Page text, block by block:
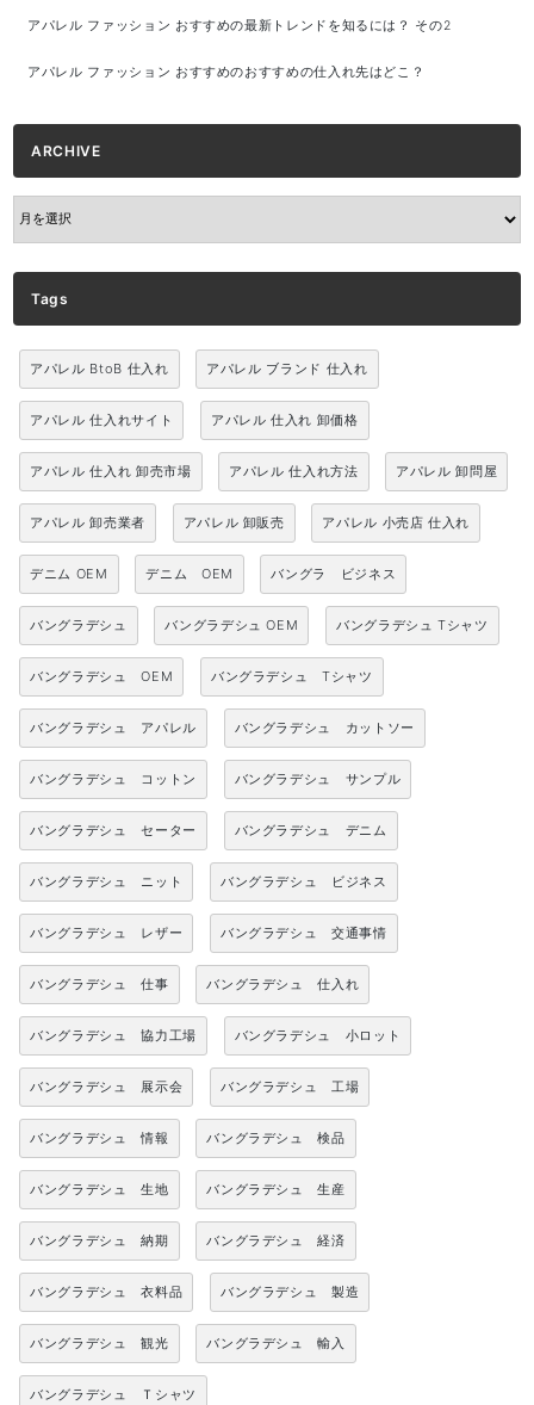
アパレル ファッション おすすめの最新トレンドを知るには？ その2
アパレル ファッション おすすめのおすすめの仕入れ先はどこ？
ARCHIVE
ARCHIVE
Tags
アパレル BtoB 仕入れ アパレル ブランド 仕入れ
アパレル 仕入れサイト アパレル 仕入れ 卸価格
アパレル 仕入れ 卸売市場 アパレル 仕入れ方法 アパレル 卸問屋
アパレル 卸売業者 アパレル 卸販売 アパレル 小売店 仕入れ
デニム OEM デニム OEM バングラ ビジネス
バングラデシュ バングラデシュ OEM バングラデシュ Tシャツ
バングラデシュ OEM バングラデシュ Tシャツ
バングラデシュ アパレル バングラデシュ カットソー
バングラデシュ コットン バングラデシュ サンプル
バングラデシュ セーター バングラデシュ デニム
バングラデシュ ニット バングラデシュ ビジネス
バングラデシュ レザー バングラデシュ 交通事情
バングラデシュ 仕事 バングラデシュ 仕入れ
バングラデシュ 協力工場 バングラデシュ 小ロット
バングラデシュ 展示会 バングラデシュ 工場
バングラデシュ 情報 バングラデシュ 検品
バングラデシュ 生地 バングラデシュ 生産
バングラデシュ 納期 バングラデシュ 経済
バングラデシュ 衣料品 バングラデシュ 製造
バングラデシュ 観光 バングラデシュ 輸入
バングラデシュ Ｔシャツ